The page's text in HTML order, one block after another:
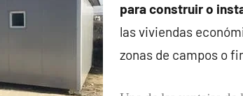
para construir o
las viviendas
zonas de campos o